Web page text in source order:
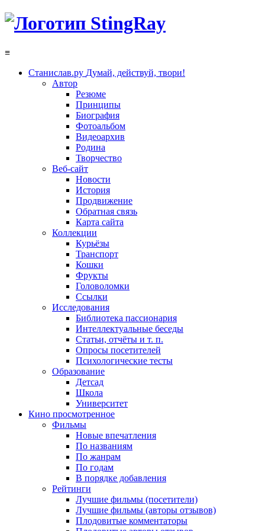
≡
Станислав.ру Думай, действуй, твори!
Автор
Резюме
Принципы
Биография
Фотоальбом
Видеоархив
Родина
Творчество
Веб-сайт
Новости
История
Продвижение
Обратная связь
Карта сайта
Коллекции
Курьёзы
Транспорт
Кошки
Фрукты
Головоломки
Ссылки
Исследования
Библиотека пассионария
Интеллектуальные беседы
Статьи, отчёты и т. п.
Опросы посетителей
Психологические тесты
Образование
Детсад
Школа
Университет
Кино просмотренное
Фильмы
Новые впечатления
По названиям
По жанрам
По годам
В порядке добавления
Рейтинги
Лучшие фильмы (посетители)
Лучшие фильмы (авторы отзывов)
Плодовитые комментаторы